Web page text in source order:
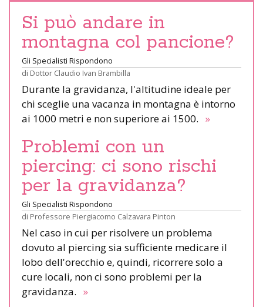
Si può andare in
montagna col pancione?
Gli Specialisti Rispondono
di Dottor Claudio Ivan Brambilla
Durante la gravidanza, l'altitudine ideale per
chi sceglie una vacanza in montagna è intorno
ai 1000 metri e non superiore ai 1500. »
Problemi con un
piercing: ci sono rischi
per la gravidanza?
Gli Specialisti Rispondono
di Professore Piergiacomo Calzavara Pinton
Nel caso in cui per risolvere un problema
dovuto al piercing sia sufficiente medicare il
lobo dell'orecchio e, quindi, ricorrere solo a
cure locali, non ci sono problemi per la
gravidanza. »